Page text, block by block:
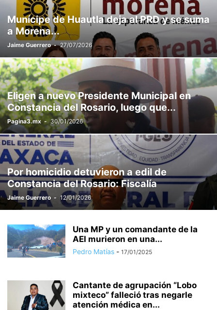
Munícipe de Huautla deja al PRD y se suma
a Morena...
Jaime Guerrero - 27/07/2026
Eligen a nuevo Presidente Municipal en
Constancia del Rosario, luego que...
Pagina3.mx - 30/01/2026
Por homicidio detuvieron a edil de
Constancia del Rosario: Fiscalía
Jaime Guerrero - 12/01/2026
Una MP y un comandante de la
AEI murieron en una...
Pedro Matías - 17/01/2025
Cantante de agrupación “Lobo
mixteco” falleció tras negarle
atención médica en...